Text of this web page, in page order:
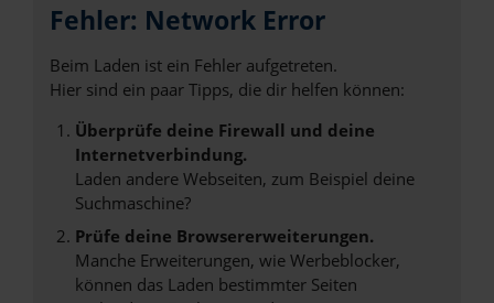
Fehler: Network Error
Beim Laden ist ein Fehler aufgetreten.
Hier sind ein paar Tipps, die dir helfen können:
Überprüfe deine Firewall und deine
Internetverbindung.
Laden andere Webseiten, zum Beispiel deine
Suchmaschine?
Prüfe deine Browsererweiterungen.
Manche Erweiterungen, wie Werbeblocker,
können das Laden bestimmter Seiten